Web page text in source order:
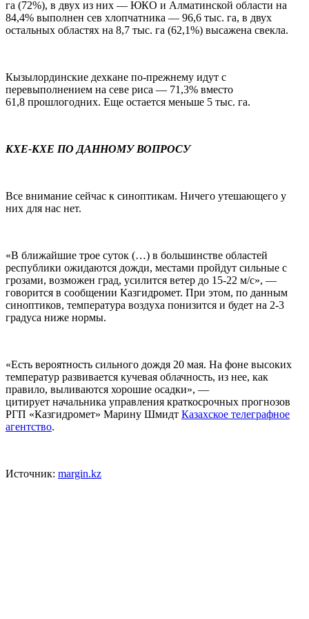
га (72%), в двух из них — ЮКО и Алматинской области на
84,4% выполнен сев хлопчатника — 96,6 тыс. га, в двух
остальных областях на 8,7 тыс. га (62,1%) высажена свекла.
Кызылординские дехкане по-прежнему идут с
перевыполнением на севе риса — 71,3% вместо
61,8 прошлогодних. Еще остается меньше 5 тыс. га.
КХЕ-КХЕ ПО ДАННОМУ ВОПРОСУ
Все внимание сейчас к синоптикам. Ничего утешающего у
них для нас нет.
«В ближайшие трое суток (…) в большинстве областей
республики ожидаются дожди, местами пройдут сильные с
грозами, возможен град, усилится ветер до 15-22 м/с», —
говорится в сообщении Казгидромет. При этом, по данным
синоптиков, температура воздуха понизится и будет на 2-3
градуса ниже нормы.
«Есть вероятность сильного дождя 20 мая. На фоне высоких
температур развивается кучевая облачность, из нее, как
правило, выливаются хорошие осадки», —
цитирует начальника управления краткосрочных прогнозов
РГП «Казгидромет» Марину Шмидт Казахское телеграфное
агентство.
Источник: margin.kz